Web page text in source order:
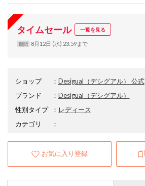
タイムセール 一覧を見る
期間 8月12日 (水) 23:59まで
ショップ ： Desigual（デシグアル） 公式
ブランド
： Desigual （デシグアル）
性別タイプ
： レディース
カテゴリ
：
お気に入り登録